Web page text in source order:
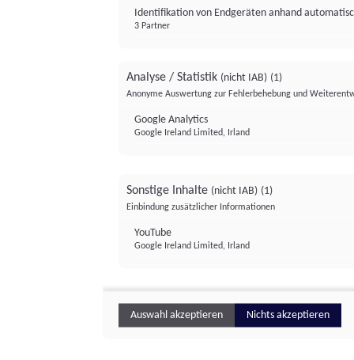
Identifikation von Endgeräten anhand
3 Partner
Analyse / Statistik (nicht IAB) (1)
Anonyme Auswertung zur Fehlerbehebung und
Google Analytics
Google Ireland Limited, Irland
Sonstige Inhalte (nicht IAB) (1)
Einbindung zusätzlicher Informationen
YouTube
Google Ireland Limited, Irland
Auswahl akzeptieren Nichts akzeptieren